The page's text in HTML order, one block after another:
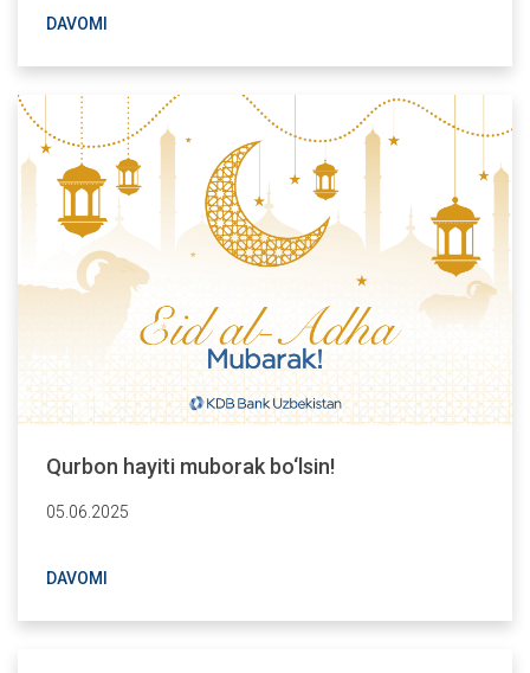
DAVOMI
Qurbon hayiti muborak bo‘lsin!
05.06.2025
DAVOMI